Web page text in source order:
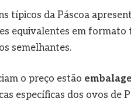
típicos da Páscoa
equivalentes em
semelhantes.
o preço estão
específicas dos ovos de